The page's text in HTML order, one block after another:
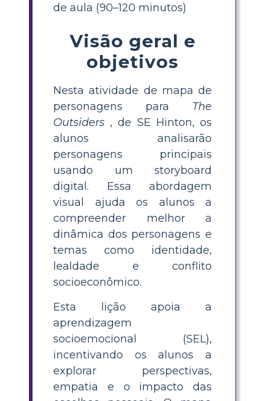
de aula (90–120 minutos)
Visão geral e
objetivos
Nesta atividade de mapa de
personagens para The
Outsiders , de SE Hinton, os
alunos analisarão
personagens principais
usando um storyboard
digital. Essa abordagem
visual ajuda os alunos a
compreender melhor a
dinâmica dos personagens e
temas como identidade,
lealdade e conflito
socioeconômico.
Esta lição apoia a
aprendizagem
socioemocional (SEL),
incentivando os alunos a
explorar perspectivas,
empatia e o impacto das